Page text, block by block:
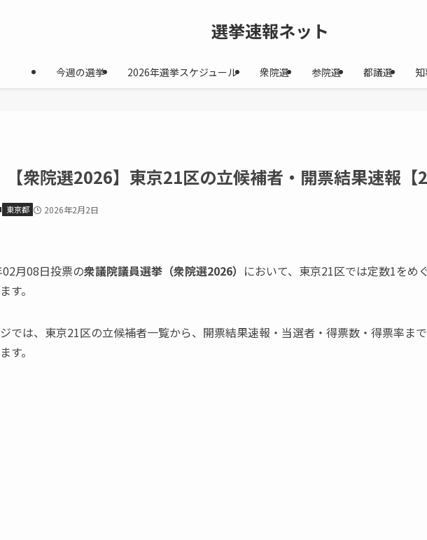
選挙速報ネット
今週の選挙 2026年選挙スケジュール 衆院選 参院選 都議選
【衆院選2026】東京21区の立候補者・開票結果速報【2
東京都 2026年2月2日
月08日投票の衆議院議員選挙（衆院選2026） において、東京21区では定数1をめ
す。
では、東京21区の立候補者一覧から、開票結果速報・当選者・得票数・得票率ま
す。